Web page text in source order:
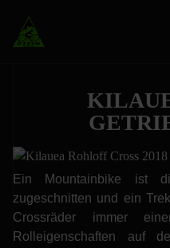
Ein Mountainbike ist
zugeschnitten und ein
Crossräder immer
Rolleigenschaften auf